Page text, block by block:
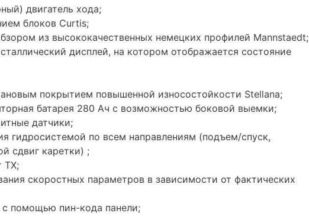
двигатель хода;
блоков Curtis;
из высококачественных немецких профилей Mannstaedt;
дисплей, на котором отображается состояние
покрытием повышенной износостойкости Stellana;
батарея 280 Ач с возможностью боковой выемки;
датчики;
гидросистемой по всем направлениям (подъем/спуск,
сдвиг каретки) ;
TX;
скоростных параметров в зависимости от фактических
помощью пин-кода панели;